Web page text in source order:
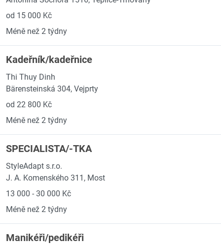
od 15 000 Kč
Méně než 2 týdny
Kadeřník/kadeřnice
Thi Thuy Dinh
Bärensteinská 304, Vejprty
od 22 800 Kč
Méně než 2 týdny
SPECIALISTA/-TKA
StyleAdapt s.r.o.
J. A. Komenského 311, Most
13 000 - 30 000 Kč
Méně než 2 týdny
Manikéři/pedikéři